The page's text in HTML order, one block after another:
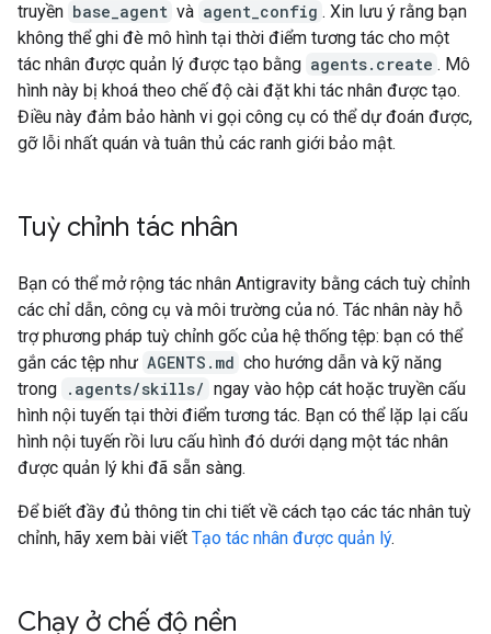
truyền base_agent và agent_config . Xin lưu ý rằng bạn
không thể ghi đè mô hình tại thời điểm tương tác cho một
tác nhân được quản lý được tạo bằng agents.create . Mô
hình này bị khoá theo chế độ cài đặt khi tác nhân được tạo.
Điều này đảm bảo hành vi gọi công cụ có thể dự đoán được,
gỡ lỗi nhất quán và tuân thủ các ranh giới bảo mật.
Tuỳ chỉnh tác nhân
Bạn có thể mở rộng tác nhân Antigravity bằng cách tuỳ chỉnh
các chỉ dẫn, công cụ và môi trường của nó. Tác nhân này hỗ
trợ phương pháp tuỳ chỉnh gốc của hệ thống tệp: bạn có thể
gắn các tệp như AGENTS.md cho hướng dẫn và kỹ năng
trong .agents/skills/ ngay vào hộp cát hoặc truyền cấu
hình nội tuyến tại thời điểm tương tác. Bạn có thể lặp lại cấu
hình nội tuyến rồi lưu cấu hình đó dưới dạng một tác nhân
được quản lý khi đã sẵn sàng.
Để biết đầy đủ thông tin chi tiết về cách tạo các tác nhân tuỳ
chỉnh, hãy xem bài viết Tạo tác nhân được quản lý.
Chạy ở chế độ nền